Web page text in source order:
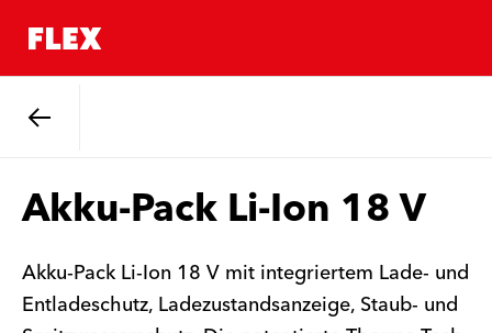
Akku-Pack Li-Ion 18 V
Akku-Pack Li-Ion 18 V mit integriertem Lade- und
Entladeschutz, Ladezustandsanzeige, Staub- und